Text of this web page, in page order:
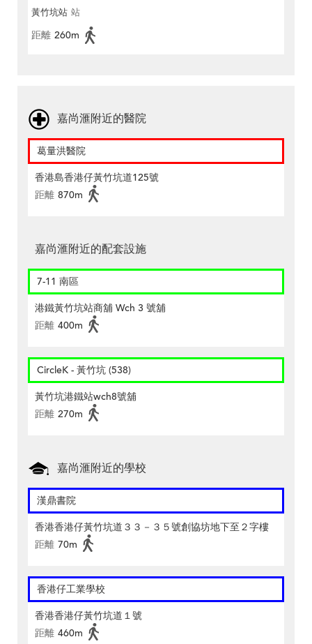
黃竹坑站 站
距離 260m
嘉尚滙附近的醫院
葛量洪醫院
香港島香港仔黃竹坑道125號
距離 870m
嘉尚滙附近的配套設施
7-11 南區
港鐵黃竹坑站商舖 Wch 3 號舖
距離 400m
CircleK - 黃竹坑 (538)
黃竹坑港鐵站wch8號舖
距離 270m
嘉尚滙附近的學校
漢鼎書院
香港香港仔黃竹坑道３３－３５號創協坊地下至２字樓
距離 70m
香港仔工業學校
香港香港仔黃竹坑道１號
距離 460m